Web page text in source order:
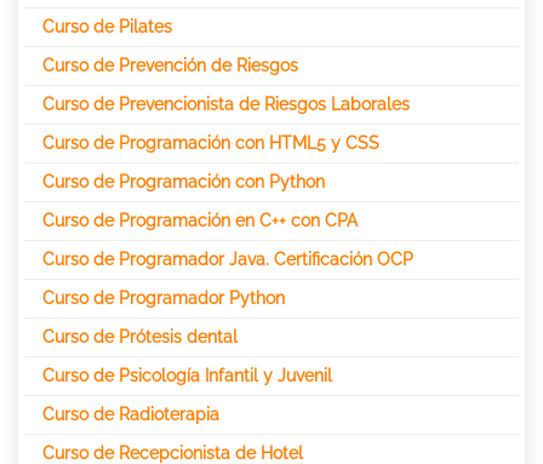
Curso de Pilates
Curso de Prevención de Riesgos
Curso de Prevencionista de Riesgos Laborales
Curso de Programación con HTML5 y CSS
Curso de Programación con Python
Curso de Programación en C++ con CPA
Curso de Programador Java. Certificación OCP
Curso de Programador Python
Curso de Prótesis dental
Curso de Psicología Infantil y Juvenil
Curso de Radioterapia
Curso de Recepcionista de Hotel